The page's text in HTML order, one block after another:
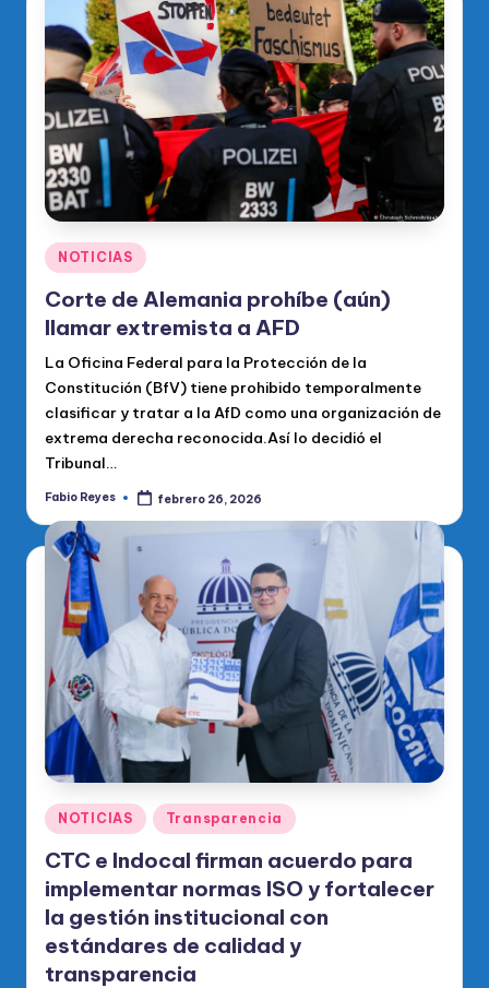
Publicado
en
NOTICIAS
Corte de Alemania prohíbe (aún)
llamar extremista a AFD
La Oficina Federal para la Protección de la
Constitución (BfV) tiene prohibido temporalmente
clasificar y tratar a la AfD como una organización de
extrema derecha reconocida.Así lo decidió el
Tribunal…
Publicado
Fabio Reyes febrero 26, 2026
Publicado
en
NOTICIAS Transparencia
CTC e Indocal firman acuerdo para
implementar normas ISO y fortalecer
la gestión institucional con
estándares de calidad y
transparencia